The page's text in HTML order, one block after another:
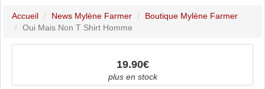
Accueil News Mylène Farmer
Boutique Mylène Farmer
Oui Mais Non T Shirt Homme
19.90€
plus en stock